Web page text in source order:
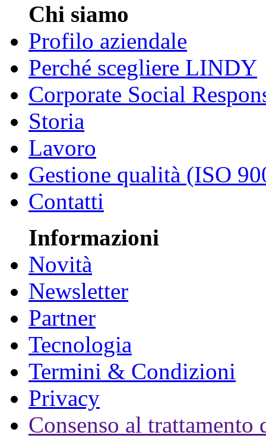
Chi siamo
Profilo aziendale
Perché scegliere LINDY
Corporate Social
Storia
Lavoro
Gestione qualità (ISO
Contatti
Informazioni
Novità
Newsletter
Partner
Tecnologia
Termini & Condizioni
Privacy
Consenso al trattamento